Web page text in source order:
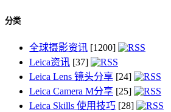
分类
全球摄影资讯 [1200]
Leica资讯 [37]
Leica Lens 镜头分享 [24]
Leica Camera M分享 [25]
Leica Skills 使用技巧 [28]